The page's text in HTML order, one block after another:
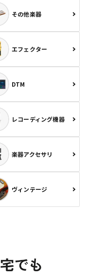
その他楽器
エフェクター
DTM
レコーディング機器
楽器アクセサリ
ヴィンテージ